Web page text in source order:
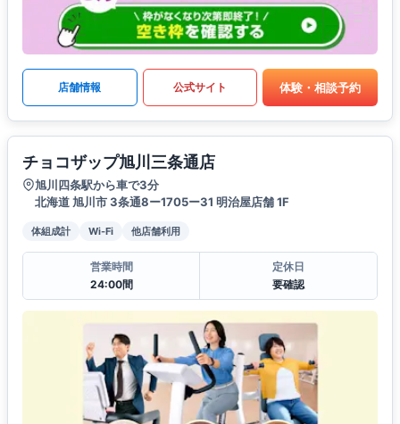
店舗情報 公式サイト 体験・相談予約
チョコザップ旭川三条通店
旭川四条駅から車で3分
北海道 旭川市 3条通8ー1705ー31 明治屋店舗 1F
体組成計 Wi-Fi 他店舗利用
営業時間
24:00間
定休日
要確認